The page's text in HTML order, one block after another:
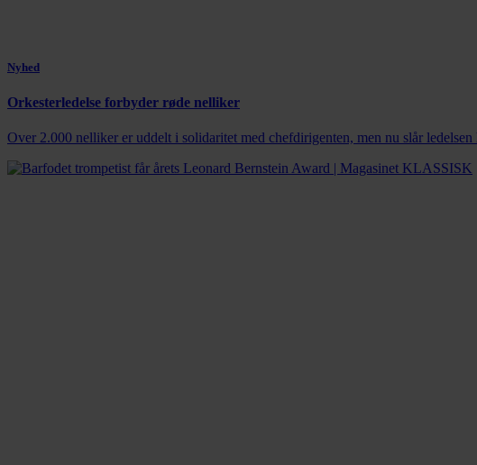
Nyhed
Orkesterledelse forbyder røde nelliker
Over 2.000 nelliker er uddelt i solidaritet med chefdirigenten, men nu slår ledelsen